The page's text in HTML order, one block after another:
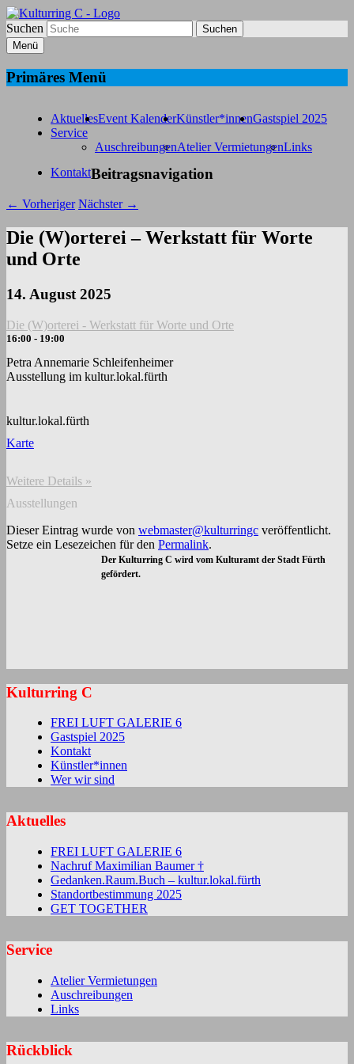
Kulturring C
Bildende Kunst in Fürth
Suchen
Menü
Primäres Menü
AktuellesEvent KalenderKünstler*innenGastspiel 2025
Service
AuschreibungenAtelier VermietungenLinks
KontaktBeitragsnavigation
← Vorheriger Nächster →
Die (W)orterei – Werkstatt für Worte
und Orte
14. August 2025
Die (W)orterei - Werkstatt für Worte und Orte
16:00 - 19:00
Petra Annemarie Schleifenheimer
Ausstellung im kultur.lokal.fürth
kultur.lokal.fürth
Karte
Weitere Details »
Ausstellungen
Dieser Eintrag wurde von webmaster@kulturringc veröffentlicht.
Setze ein Lesezeichen für den Permalink.
Der Kulturring C wird vom Kulturamt der Stadt Fürth
gefördert.
Kulturring C
FREI LUFT GALERIE 6
Gastspiel 2025
Kontakt
Künstler*innen
Wer wir sind
Aktuelles
FREI LUFT GALERIE 6
Nachruf Maximilian Baumer †
Gedanken.Raum.Buch – kultur.lokal.fürth
Standortbestimmung 2025
GET TOGETHER
Service
Atelier Vermietungen
Auschreibungen
Links
Rückblick